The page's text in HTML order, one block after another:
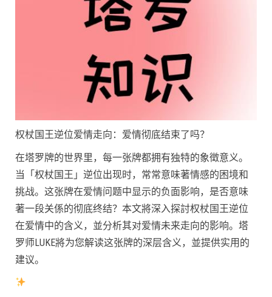
权杖国王逆位爱情走向：爱情彻底结束了吗？
在塔罗牌的世界里，每一张牌都拥有独特的象徵意义。
当「权杖国王」逆位出现时，常常意味著情感的困境和
挑战。这张牌在爱情问题中显示的负面影响，是否意味
著一段关係的彻底终结？本文將深入探討权杖国王逆位
在爱情中的含义，並分析其对爱情未来走向的影响。塔
罗师LUKE將为您解读这张牌的深层含义，並提供实用的
建议。